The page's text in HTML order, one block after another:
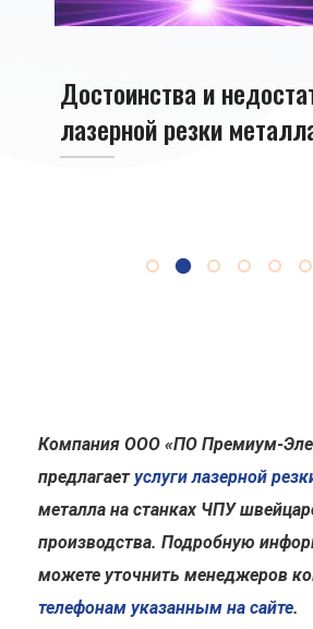
Достоинства и
лазерной резки
Компания ООО «ПО Премиум-
предлагаетуслуги лазерной
металла на станках ЧПУ
производства. Подробную
можете уточнить менеджеров
телефонам указанным на сайте.